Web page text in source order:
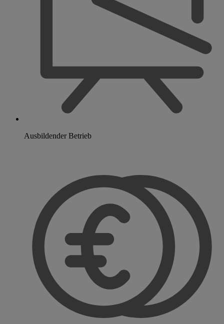
Ausbildender Betrieb